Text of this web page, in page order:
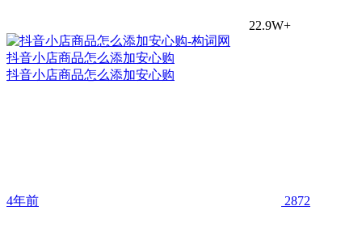
22.9W+
抖音小店商品怎么添加安心购
抖音小店商品怎么添加安心购
4年前 2872